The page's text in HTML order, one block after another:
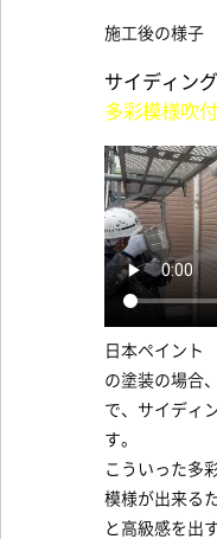
施工後の様子
サイディン
多彩模様吹
日本ペイント
の塗装の場合
で、サイディ
す。
こういった多
模様が出来る
と高級感を出